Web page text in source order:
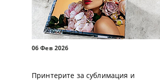
06 Фев 2026
Принтерите за сублимация и